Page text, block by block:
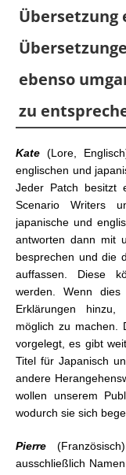
Übersetzung
ebenso
zu
Kate (Lore,
englischen und
Jeder Patch besitzt
Scenario Writers
japanische und
antworten dann mit
besprechen und die
auffassen. Diese
werden. Wenn
Erklärungen hinzu,
möglich zu machen.
vorgelegt, es gibt
Titel für Japanisch
andere
wollen unserem
wodurch sie sich
Pierre
ausschließlich